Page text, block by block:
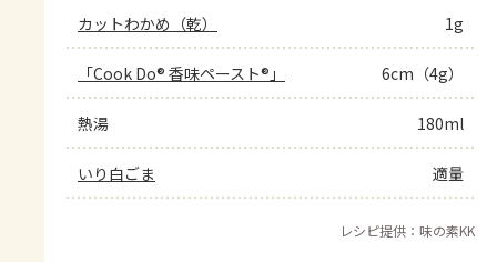
カットわかめ（乾） 1g
「Cook Do® 香味ペースト®」 6cm（4g）
熱湯 180ml
いり白ごま 適量
レシピ提供：味の素KK